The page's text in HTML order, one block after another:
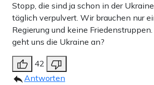
Stopp, die sind ja schon in der
täglich verpulvert. Wir brauchen nur
Regierung und keine
geht uns die Ukraine an?
42
Antworten